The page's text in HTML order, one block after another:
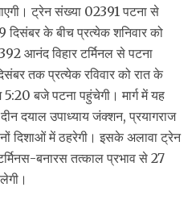
ट्रेन संख्या 02391 पटना से
के बीच प्रत्येक शनिवार को
आनंद विहार टर्मिनल से पटना
तक प्रत्येक रविवार को रात के
बजे पटना पहुंचेगी। मार्ग में यह
दयाल उपाध्याय जंक्शन, प्रयागराज
दिशाओं में ठहरेगी। इसके अलावा ट्रेन
बनारस तत्काल प्रभाव से 27